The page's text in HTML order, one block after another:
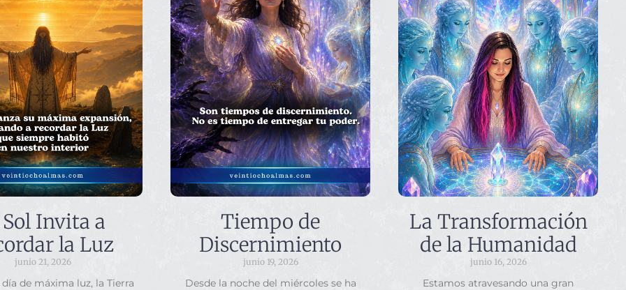
Invita a
la Luz
junio 21, 2026
de máxima luz, la Tierra
Tiempo de
Discernimiento
junio 19, 2026
Desde la noche del miércoles se ha
La Transformación
de la Humanidad
junio 16, 2026
Estamos atravesando una gran